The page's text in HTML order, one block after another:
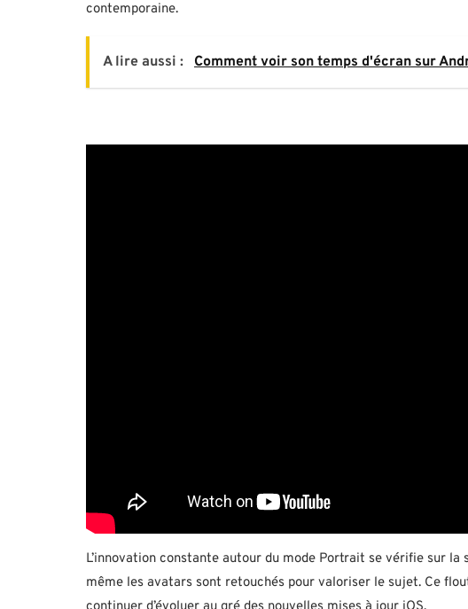
contemporaine.
A lire aussi : Comment voir son temps d'écran sur
L’innovation constante autour du mode Portrait se vérifie sur
même les avatars sont retouchés pour valoriser le sujet. Ce